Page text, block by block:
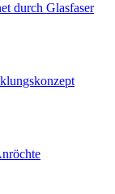
durch Glasfaser